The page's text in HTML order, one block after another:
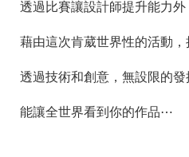
透過比賽讓設計師提升能力
藉由這次肯葳世界性的活動，
透過技術和創意，無設限的發
能讓全世界看到你的作品⋯